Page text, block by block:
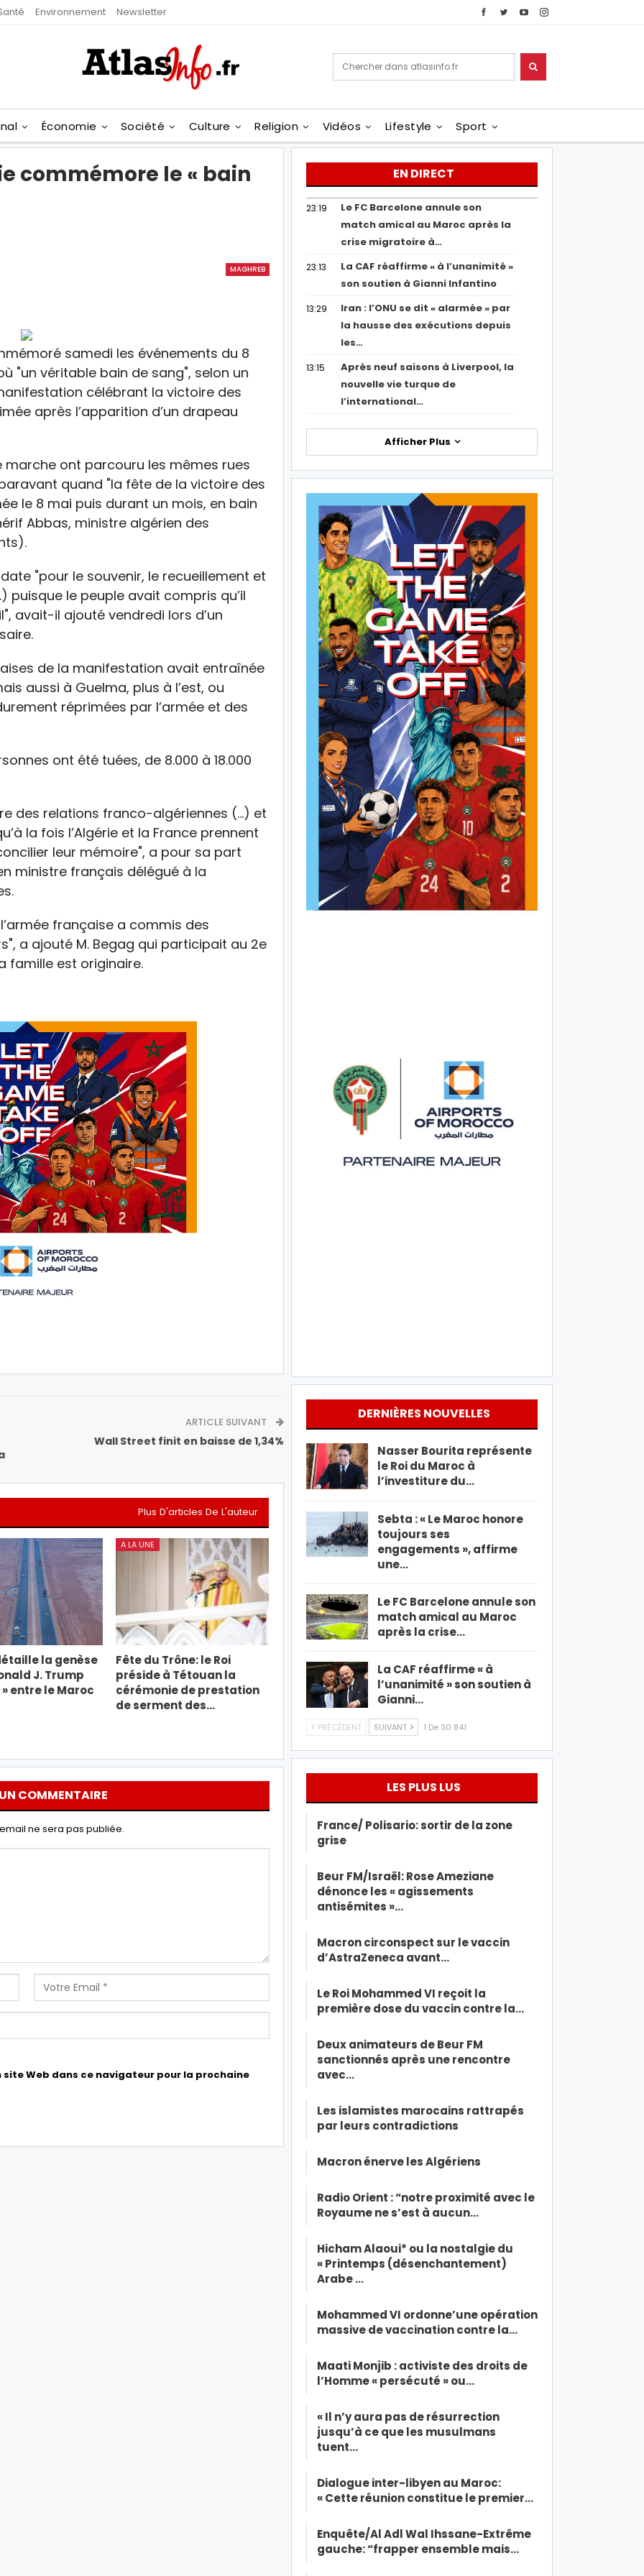
Environnement Newsletter
Économie Société Culture Religion Vidéos Lifestyle Sport
commémore le « bain
MAGHREB
samedi les événements du 8
"un véritable bain de sang", selon un
célébrant la victoire des
après l’apparition d’un drapeau
ont parcouru les mêmes rues
quand "la fête de la victoire des
le 8 mai puis durant un mois, en bain
Abbas, ministre algérien des
"pour le souvenir, le recueillement et
puisque le peuple avait compris qu’il
avait-il ajouté vendredi lors d’un
de la manifestation avait entraînée
aussi à Guelma, plus à l’est, ou
réprimées par l’armée et des
ont été tuées, de 8.000 à 18.000
des relations franco-algériennes (…) et
la fois l’Algérie et la France prennent
leur mémoire", a pour sa part
ministre français délégué à la
française a commis des
a ajouté M. Begag qui participait au 2e
famille est originaire.
ARTICLE SUIVANT
Wall Street finit en baisse de 1,34%
Plus D'articles De L'auteur
la genèse
J. Trump
entre le Maroc
A LA UNE
Fête du Trône: le Roi
préside à Tétouan la
cérémonie de prestation
de serment des…
COMMENTAIRE
ne sera pas publiée.
Web dans ce navigateur pour la prochaine
EN DIRECT
23:19
Le FC Barcelone annule son
match amical au Maroc après la
crise migratoire à…
23:13
La CAF réaffirme « à l’unanimité »
son soutien à Gianni Infantino
13:29
Iran : l’ONU se dit « alarmée » par
la hausse des exécutions depuis
les…
13:15
Après neuf saisons à Liverpool, la
nouvelle vie turque de
l’international…
Afficher Plus
DERNIÈRES NOUVELLES
Nasser Bourita représente
le Roi du Maroc à
l’investiture du…
Sebta : « Le Maroc honore
toujours ses
engagements », affirme
une…
Le FC Barcelone annule son
match amical au Maroc
après la crise…
La CAF réaffirme « à
l’unanimité » son soutien à
Gianni…
PRÉCÉDENT SUIVANT 1 De 30 841
LES PLUS LUS
France/ Polisario: sortir de la zone
grise
Beur FM/Israël: Rose Ameziane
dénonce les « agissements
antisémites »…
Macron circonspect sur le vaccin
d’AstraZeneca avant…
Le Roi Mohammed VI reçoit la
première dose du vaccin contre la…
Deux animateurs de Beur FM
sanctionnés après une rencontre
avec…
Les islamistes marocains rattrapés
par leurs contradictions
Macron énerve les Algériens
Radio Orient : “notre proximité avec le
Royaume ne s’est à aucun…
Hicham Alaoui* ou la nostalgie du
« Printemps (désenchantement)
Arabe …
Mohammed VI ordonne’une opération
massive de vaccination contre la…
Maati Monjib : activiste des droits de
l’Homme « persécuté » ou…
« Il n’y aura pas de résurrection
jusqu’à ce que les musulmans
tuent…
Dialogue inter-libyen au Maroc:
« Cette réunion constitue le premier…
Enquête/Al Adl Wal Ihssane-Extrême
gauche: “frapper ensemble mais…